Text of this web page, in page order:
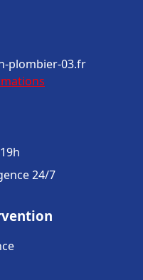
plombier-03.fr
24/7